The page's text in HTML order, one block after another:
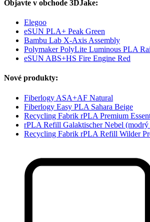
Objavte v obchode 3DJake:
Elegoo
eSUN PLA+ Peak Green
Bambu Lab X-Axis Assembly
Polymaker PolyLite Luminous PLA
eSUN ABS+HS Fire Engine Red
Nové produkty:
Fiberlogy ASA+AF Natural
Fiberlogy Easy PLA Sahara Beige
Recycling Fabrik rPLA Premium
rPLA Refill Galaktischer Nebel
Recycling Fabrik rPLA Refill Wilder